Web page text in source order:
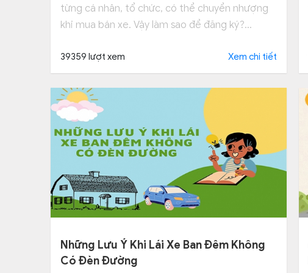
từng cá nhân, tổ chức, có thể chuyển nhượng
khi mua bán xe. Vậy làm sao để đăng ký?
Hocthilaixe tìm hiểu ngay để không bị phạt nhé
39359 lượt xem Xem chi tiết
Những Lưu Ý Khi Lái Xe Ban Đêm Không
Có Đèn Đường